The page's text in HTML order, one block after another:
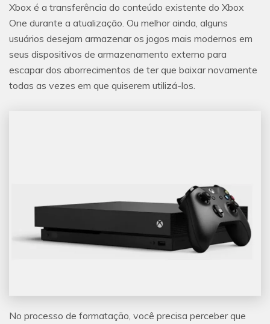
Xbox é a transferência do conteúdo existente do Xbox
One durante a atualização. Ou melhor ainda, alguns
usuários desejam armazenar os jogos mais modernos em
seus dispositivos de armazenamento externo para
escapar dos aborrecimentos de ter que baixar novamente
todas as vezes em que quiserem utilizá-los.
No processo de formatação, você precisa perceber que